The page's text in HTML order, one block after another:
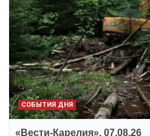
СОБЫТИЯ ДНЯ
«Вести-Карелия». 07.08.26